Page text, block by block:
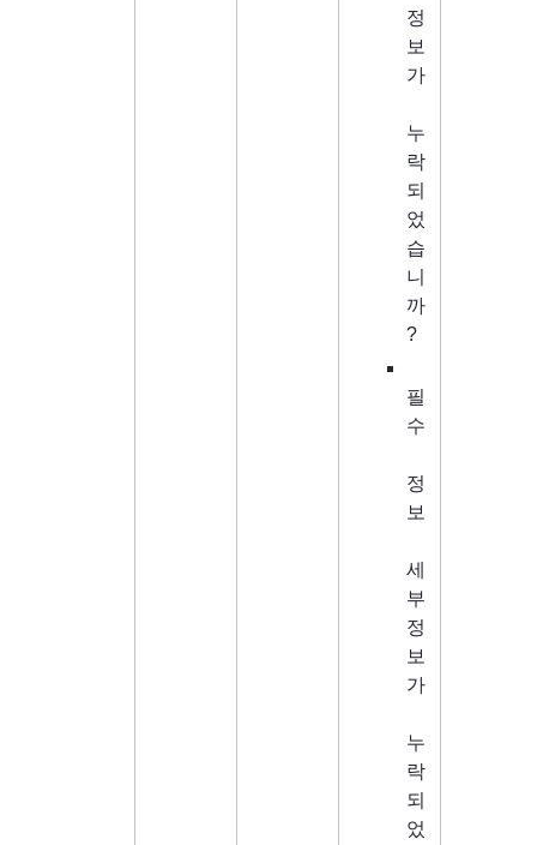
정
보
가
누
락
되
었
습
니
까
?
필
수
정
보
세
부
정
보
가
누
락
되
었